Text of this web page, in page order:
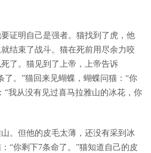
明自己是强者。猫找到了虎，他
结束了战斗。猫在死前用尽余力咬
了。猫见到了上帝，上帝告诉
了。”猫回来见蝴蝶，蝴蝶问猫：“你
“我从没有见过喜马拉雅山的冰花，你
但他的皮毛太薄，还没有采到冰
“你剩下7条命了。”猫知道自己的皮